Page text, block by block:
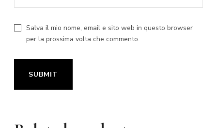
Salva il mio nome, email e sito web in questo browser
per la prossima volta che commento.